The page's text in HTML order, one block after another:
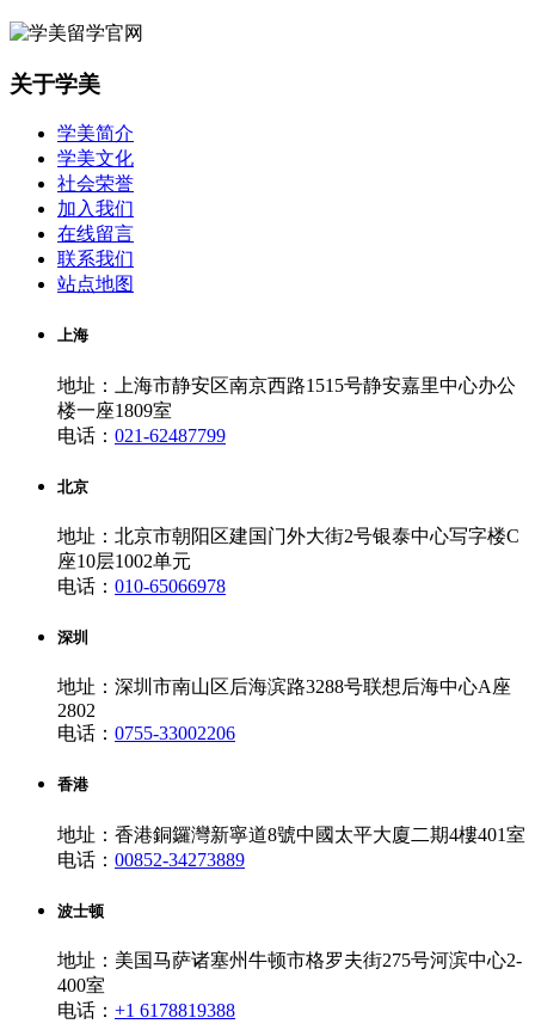
关于学美
学美简介
学美文化
社会荣誉
加入我们
在线留言
联系我们
站点地图
上海
地址：上海市静安区南京西路1515号静安嘉里中心办公
楼一座1809室
电话： 021-62487799
北京
地址：北京市朝阳区建国门外大街2号银泰中心写字楼C
座10层1002单元
电话： 010-65066978
深圳
地址：深圳市南山区后海滨路3288号联想后海中心A座
2802
电话： 0755-33002206
香港
地址：香港銅鑼灣新寧道8號中國太平大廈二期4樓401室
电话： 00852-34273889
波士顿
地址：美国马萨诸塞州牛顿市格罗夫街275号河滨中心2-
400室
电话： +1 6178819388